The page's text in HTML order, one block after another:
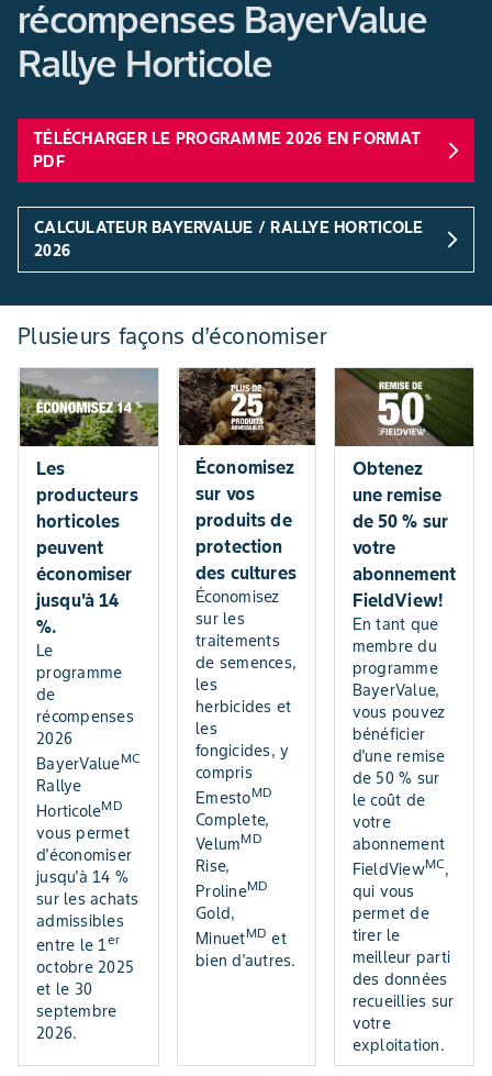
récompenses BayerValue
Rallye Horticole
TÉLÉCHARGER LE PROGRAMME 2026 EN FORMAT
PDF
arrow_forward_ios
CALCULATEUR BAYERVALUE / RALLYE HORTICOLE
2026
arrow_forward_ios
Plusieurs façons d’économiser
Les
producteurs
horticoles
peuvent
économiser
jusqu'à 14
%.
Le
programme
de
récompenses
2026
BayerValueMC
Rallye
HorticoleMD
vous permet
d'économiser
jusqu'à 14 %
sur les achats
admissibles
entre le 1er
octobre 2025
et le 30
septembre
2026.
Économisez
sur vos
produits de
protection
des cultures
Économisez
sur les
traitements
de semences,
les
herbicides et
les
fongicides, y
compris
EmestoMD
Complete,
VelumMD
Rise,
ProlineMD
Gold,
MinuetMD et
bien d'autres.
Obtenez
une remise
de 50 % sur
votre
abonnement
FieldView!
En tant que
membre du
programme
BayerValue,
vous pouvez
bénéficier
d'une remise
de 50 % sur
le coût de
votre
abonnement
FieldViewMC,
qui vous
permet de
tirer le
meilleur parti
des données
recueillies sur
votre
exploitation.